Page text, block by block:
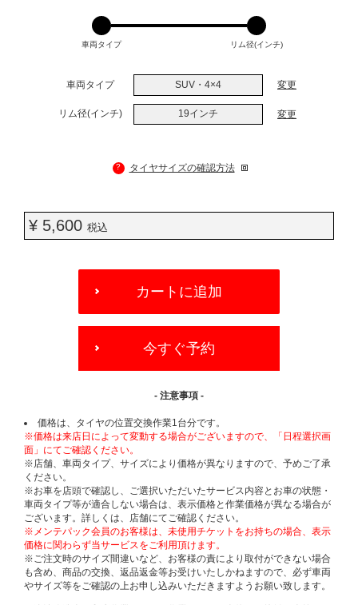
車両タイプ リム径(インチ)
車両タイプ SUV・4×4 変更
リム径(インチ) 19インチ 変更
? タイヤサイズの確認方法
¥ 5,600 税込
OPTIONS
カートに追加
今すぐ予約
- 注意事項 -
価格は、タイヤの位置交換作業1台分です。
※価格は来店日によって変動する場合がございますので、「日程選択画
面」にてご確認ください。
※店舗、車両タイプ、サイズにより価格が異なりますので、予めご了承
ください。
※お車を店頭で確認し、ご選択いただいたサービス内容とお車の状態・
車両タイプ等が適合しない場合は、表示価格と作業価格が異なる場合が
ございます。詳しくは、店舗にてご確認ください。
※メンテパック会員のお客様は、未使用チケットをお持ちの場合、表示
価格に関わらず当サービスをご利用頂けます。
※ご注文時のサイズ間違いなど、お客様の責により取付ができない場合
も含め、商品の交換、返品返金等お受けいたしかねますので、必ず車両
やサイズ等をご確認の上お申し込みいただきますようお願い致します。